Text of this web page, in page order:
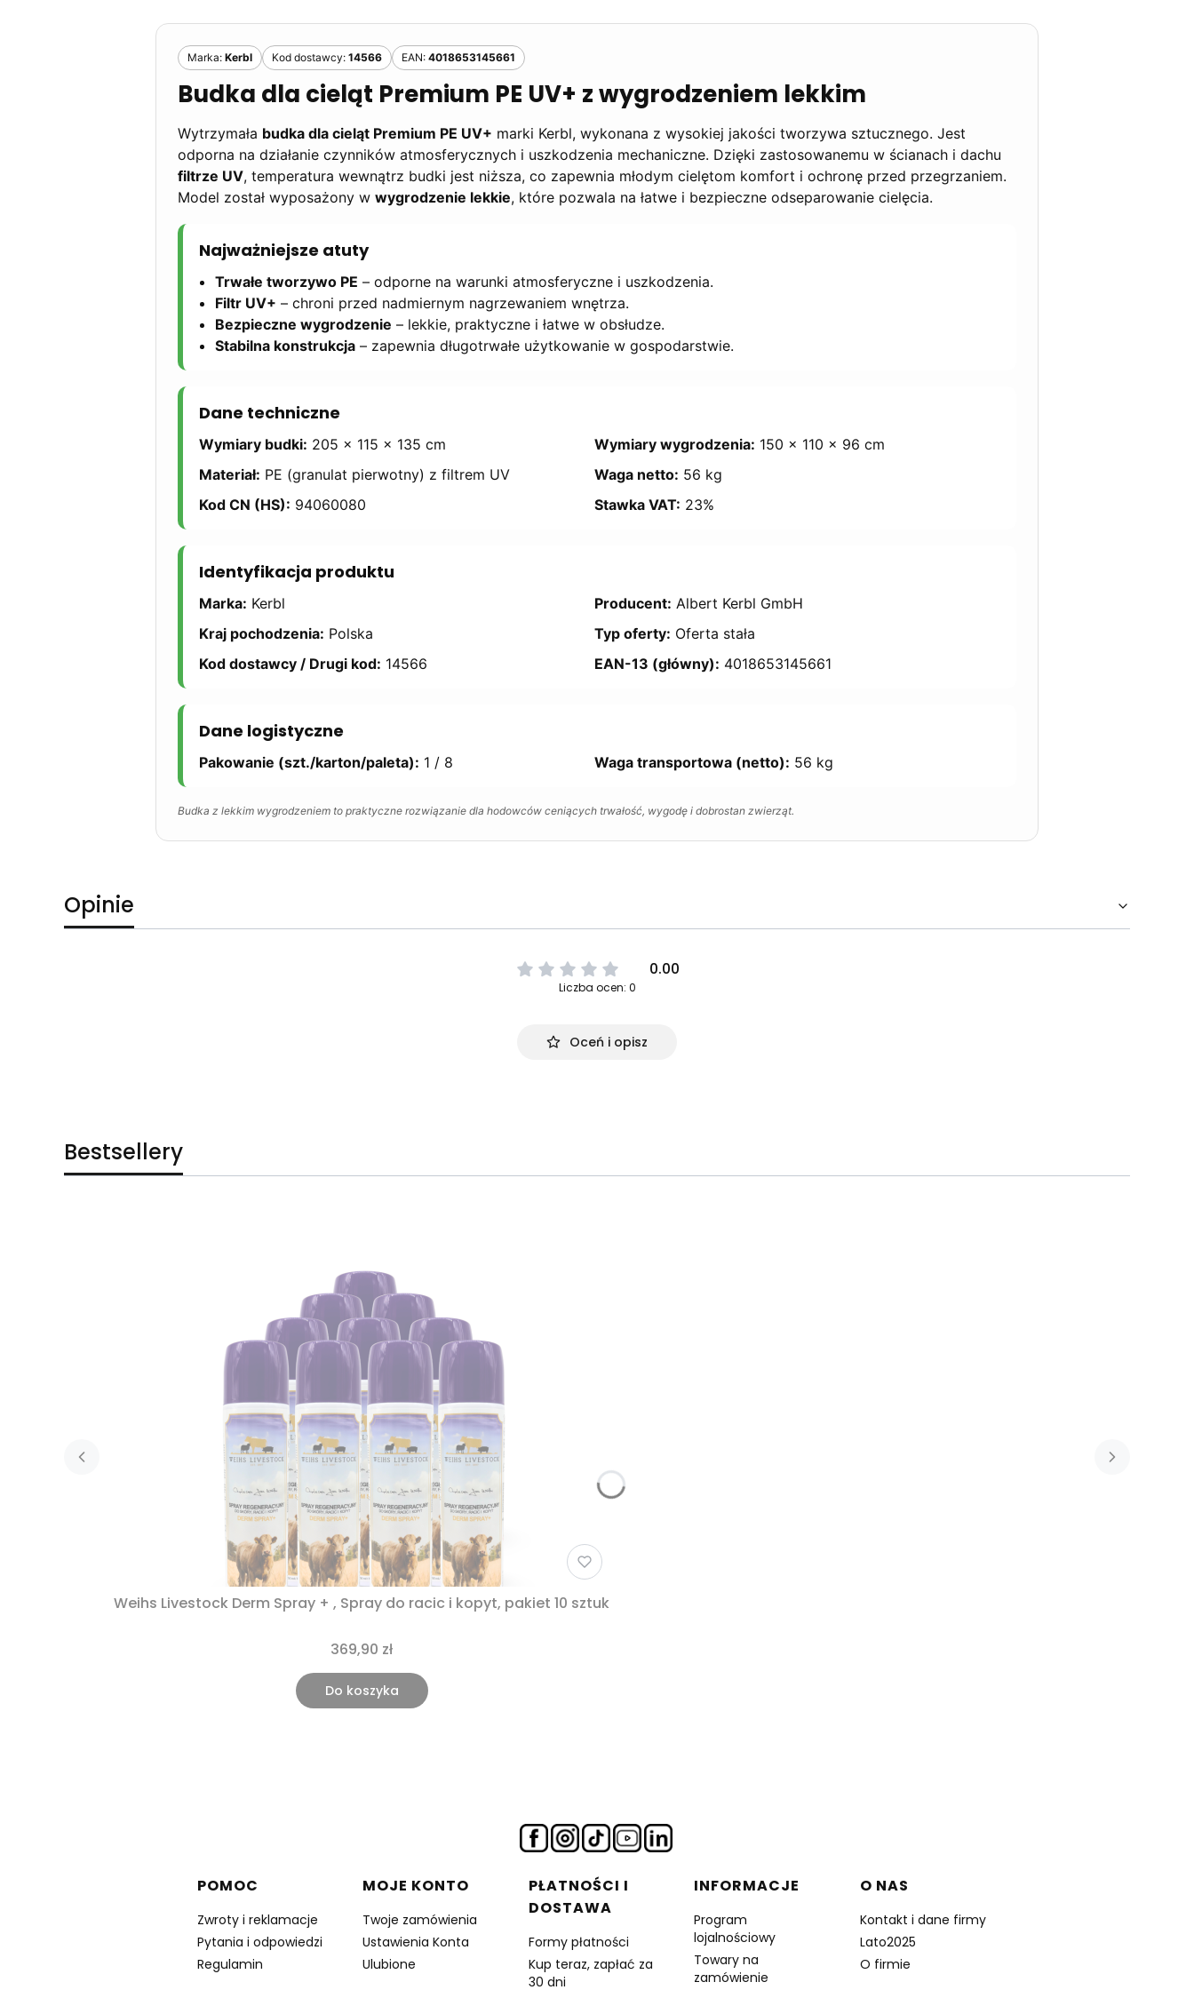
Marka: Kerbl Kod dostawcy: 14566 EAN: 4018653145661
Budka dla cieląt Premium PE UV+ z wygrodzeniem lekkim
Wytrzymała budka dla cieląt Premium PE UV+ marki Kerbl, wykonana z wysokiej jakości tworzywa sztucznego. Jest
odporna na działanie czynników atmosferycznych i uszkodzenia mechaniczne. Dzięki zastosowanemu w ścianach i dachu
filtrze UV, temperatura wewnątrz budki jest niższa, co zapewnia młodym cielętom komfort i ochronę przed przegrzaniem.
Model został wyposażony w wygrodzenie lekkie, które pozwala na łatwe i bezpieczne odseparowanie cielęcia.
Najważniejsze atuty
Trwałe tworzywo PE – odporne na warunki atmosferyczne i uszkodzenia.
Filtr UV+ – chroni przed nadmiernym nagrzewaniem wnętrza.
Bezpieczne wygrodzenie – lekkie, praktyczne i łatwe w obsłudze.
Stabilna konstrukcja– zapewnia długotrwałe użytkowanie w gospodarstwie.
Dane techniczne
Wymiary budki: 205 × 115 × 135 cm Wymiary wygrodzenia: 150 × 110 × 96 cm
Materiał: PE (granulat pierwotny) z filtrem UV Waga netto: 56 kg
Kod CN (HS): 94060080 Stawka VAT: 23%
Identyfikacja produktu
Marka: Kerbl Producent: Albert Kerbl GmbH
Kraj pochodzenia: Polska Typ oferty: Oferta stała
Kod dostawcy / Drugi kod: 14566 EAN-13 (główny): 4018653145661
Dane logistyczne
Pakowanie (szt./karton/paleta): 1 / 8 Waga transportowa (netto): 56 kg
Budka z lekkim wygrodzeniem to praktyczne rozwiązanie dla hodowców ceniących trwałość, wygodę i dobrostan zwierząt.
Opinie
0.00
Liczba ocen: 0
Oceń i opisz
Bestsellery
Weihs Livestock Derm Spray + , Spray do racic i kopyt, pakiet 10 sztuk
369,90 zł
Do koszyka
Linki w stopce
POMOC
Zwroty i reklamacje
Pytania i odpowiedzi
Regulamin
MOJE KONTO
Twoje zamówienia
Ustawienia Konta
Ulubione
PŁATNOŚCI I
DOSTAWA
Formy płatności
Kup teraz, zapłać za
30 dni
INFORMACJE
Program
lojalnościowy
Towary na
zamówienie
O NAS
Kontakt i dane firmy
Lato2025
O firmie